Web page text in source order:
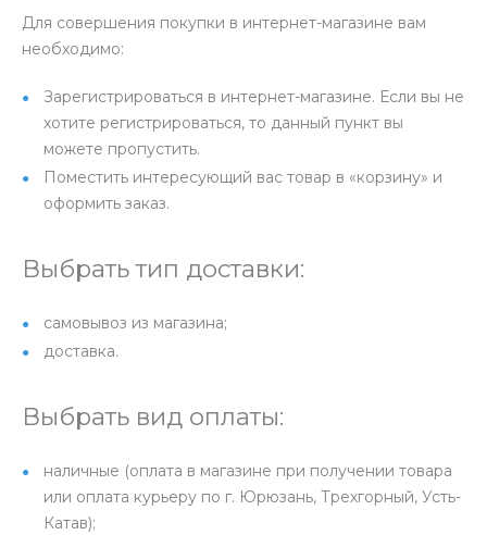
Для совершения покупки в интернет-магазине вам
необходимо:
Зарегистрироваться в интернет-магазине. Если вы не
хотите регистрироваться, то данный пункт вы
можете пропустить.
Поместить интересующий вас товар в «корзину» и
оформить заказ.
Выбрать тип доставки:
самовывоз из магазина;
доставка.
Выбрать вид оплаты:
наличные (оплата в магазине при получении товара
или оплата курьеру по г. Юрюзань, Трехгорный, Усть-
Катав);